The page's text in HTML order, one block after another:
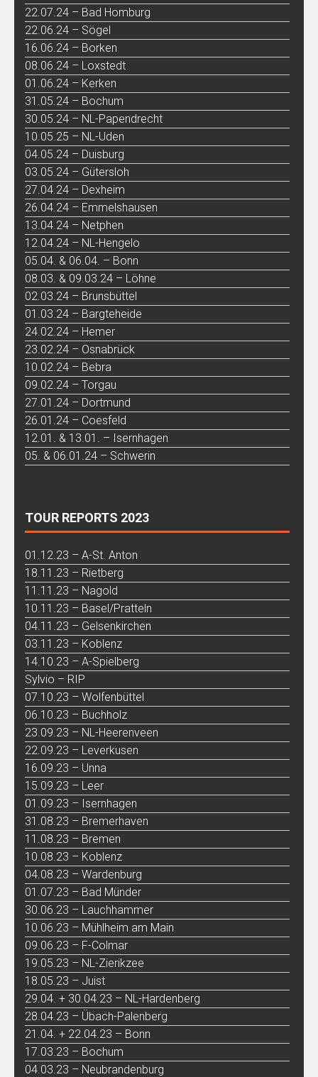
22.07.24 – Bad Homburg
22.06.24 – Sögel
16.06.24 – Borken
08.06.24 – Loxstedt
01.06.24 – Kerken
31.05.24 – Bochum
30.05.24 – NL-Papendrecht
10.05.25 – NL-Uden
04.05.24 – Duisburg
03.05.24 – Gütersloh
27.04.24 – Dexheim
26.04.24 – Emmelshausen
13.04.24 – Netphen
12.04.24 – NL-Hengelo
05.04. & 06.04. – Bonn
08.03. & 09.03.24 – Löhne
02.03.24 – Brunsbüttel
01.03.24 – Bargteheide
24.02.24 – Hemer
23.02.24 – Osnabrück
10.02.24 – Bebra
09.02.24 – Torgau
27.01.24 – Dortmund
26.01.24 – Coesfeld
12.01. & 13.01. – Isernhagen
05. & 06.01.24 – Schwerin
TOUR REPORTS 2023
01.12.23 – A-St. Anton
18.11.23 – Rietberg
11.11.23 – Nagold
10.11.23 – Basel/Pratteln
04.11.23 – Gelsenkirchen
03.11.23 – Koblenz
14.10.23 – A-Spielberg
Sylvio – RIP
07.10.23 – Wolfenbüttel
06.10.23 – Buchholz
23.09.23 – NL-Heerenveen
22.09.23 – Leverkusen
16.09.23 – Unna
15.09.23 – Leer
01.09.23 – Isernhagen
31.08.23 – Bremerhaven
11.08.23 – Bremen
10.08.23 – Koblenz
04.08.23 – Wardenburg
01.07.23 – Bad Münder
30.06.23 – Lauchhammer
10.06.23 – Mühlheim am Main
09.06.23 – F-Colmar
19.05.23 – NL-Zierikzee
18.05.23 – Juist
29.04. + 30.04.23 – NL-Hardenberg
28.04.23 – Übach-Palenberg
21.04. + 22.04.23 – Bonn
17.03.23 – Bochum
04.03.23 – Neubrandenburg